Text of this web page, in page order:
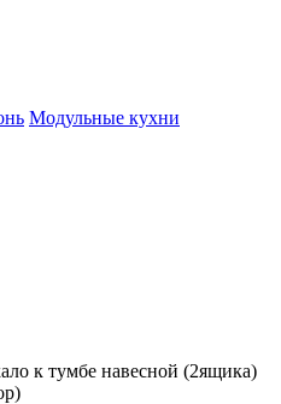
Модульные кухни
к тумбе навесной (2ящика)